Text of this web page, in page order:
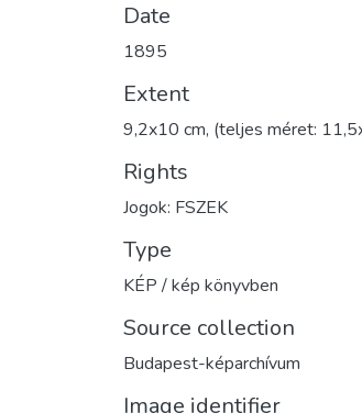
Date
1895
Extent
9,2x10 cm, (teljes méret:
Rights
Jogok: FSZEK
Type
KÉP / kép könyvben
Source collection
Budapest-képarchívum
Image identifier